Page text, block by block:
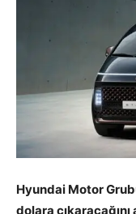
Hyundai Motor
dolara çıkaracağını